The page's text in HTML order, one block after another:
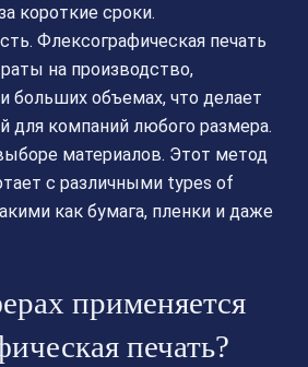
короткие сроки.
Флексографическая печать
на производство,
больших объемах, что делает
для компаний любого размера.
материалов. Этот метод
с различными types of
как бумага, пленки и даже
применяется
печать?